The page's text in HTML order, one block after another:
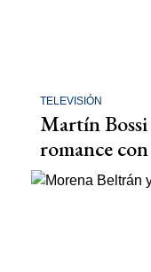
TELEVISIÓN
Martín
romance